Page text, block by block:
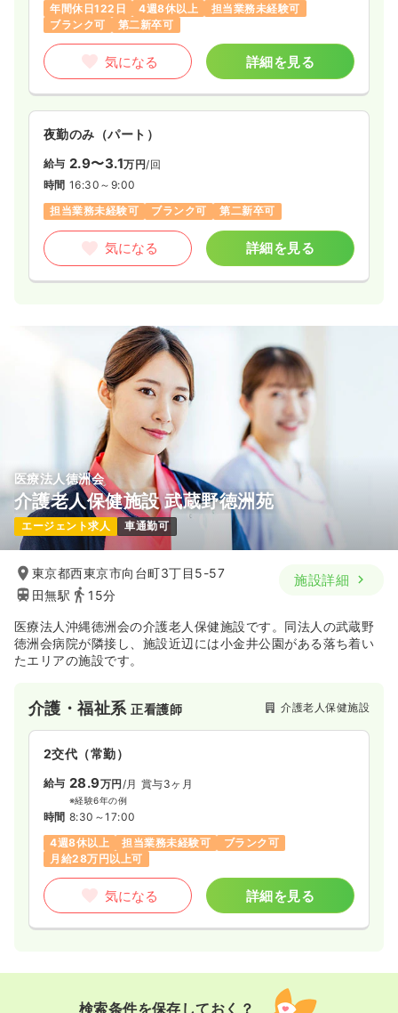
月給30万円以上可
気になる 詳細を見る
オペ室(手術室)正看護師
給与 27.6万円/月
時間 8:30～17:00（休憩60分）
日祝休み
4週8休以上 オンコールあり
ブランク可
第二新卒可
月給29万円以上可
正看護師
日勤のみ（常勤） 一時募集休止
万円/月 賞与3ヶ月
※経験7年の例
8:30～17:00（休憩60分）
日曜休み
4週8休以上 ブランク可
第二新卒可
月給37万円以上可
気になる 詳細を見る
訪問看護正看護師
日勤のみ（常勤） 一時募集休止
時間
8:30～17:00
ブランク可
月給28万円以上可
気になる
日勤のみ（パート）
給与 時給1,600 円〜
時間 8:30～17:00
詳細を見る
年間休日122日
4週8休以上
担当業務未経験可
ブランク可
第二新卒可
気になる 詳細を見る
夜勤のみ（パート）
給与 2.9〜3.1万円/回
時間 16:30～9:00
担当業務未経験可
ブランク可 第二新卒可
気になる 詳細を見る
医療法人徳洲会
介護老人保健施設 武蔵野徳洲苑
エージェント求人 車通勤可
東京都西東京市向台町3丁目5-57
田無駅
15分
施設詳細
医療法人沖縄徳洲会の介護老人保健施設です。同法人の武蔵野
徳洲会病院が隣接し、施設近辺には小金井公園がある落ち着い
たエリアの施設です。
介護・福祉系正看護師 介護老人保健施設
2交代（常勤）
給与 28.9万円 /月 賞与3ヶ月
※経験6年の例
時間 8:30～17:00
4週8休以上
担当業務未経験可
ブランク可
月給28万円以上可
気になる 詳細を見る
検索条件を保存しておく？